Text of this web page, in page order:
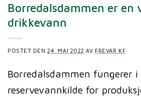
Borredalsdammen er
drikkevann
POSTET DEN24. MAI 2022 AV FREVAR KF
Borredalsdammen fungerer i
reservevannkilde for